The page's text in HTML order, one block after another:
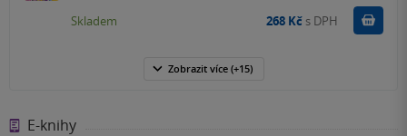
Skladem 268 Kč s DPH
Zobrazit více(+15)
E-knihy